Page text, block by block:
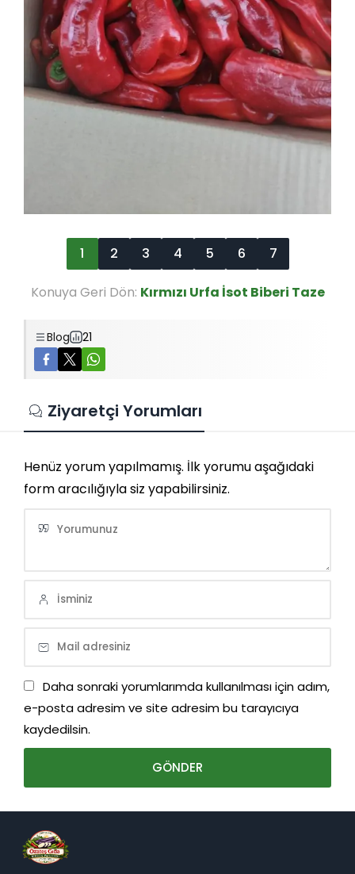
1 2 3 4 5 6 7
Konuya Geri Dön: Kırmızı Urfa İsot Biberi Taze
Blog 21
Ziyaretçi Yorumları
Henüz yorum yapılmamış. İlk yorumu aşağıdaki
form aracılığıyla siz yapabilirsiniz.
Daha sonraki yorumlarımda kullanılması için adım,
e-posta adresim ve site adresim bu tarayıcıya
kaydedilsin.